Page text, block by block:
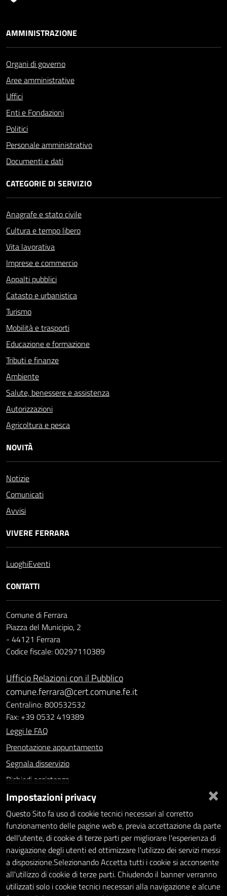
AMMINISTRAZIONE
Organi di governo
Aree amministrative
Uffici
Enti e Fondazioni
Politici
Personale amministrativo
Documenti e dati
CATEGORIE DI SERVIZIO
Anagrafe e stato civile
Cultura e tempo libero
Vita lavorativa
Imprese e commercio
Appalti pubblici
Catasto e urbanistica
Turismo
Mobilità e trasporti
Educazione e formazione
Tributi e finanze
Ambiente
Salute, benessere e assistenza
Autorizzazioni
Agricoltura e pesca
NOVITÀ
Notizie
Comunicati
Avvisi
VIVERE FERRARA
LuoghiEventi
CONTATTI
Comune di Ferrara
Piazza del Municipio, 2
- 44121 Ferrara
Codice fiscale: 00297110389
Ufficio Relazioni con il Pubblico
comune.ferrara@cert.comune.fe.it
Centralino: 800532532
Fax: +39 0532 419389
Leggi le FAQ
Prenotazione appuntamento
Segnala disservizio
Richiedi assistenza
Statistiche dei Siti web
Intranet - accesso riservato
Amministrazione trasparente
Informativa privacy
Social Media Policy
Note legali
×
Impostazioni privacy
Questo Sito fa uso di cookie tecnici necessari al corretto
funzionamento delle pagine web e, previa accettazione da parte
dell'utente, di cookie di terze parti per migliorare l'esperienza di
navigazione degli utenti ed ottimizzare l'utilizzo dei servizi messi
a disposizione.Selezionando Accetta tutti i cookie si acconsente
all'utilizzo di cookie di terze parti. Chiudendo il banner verranno
utilizzati solo i cookie tecnici necessari alla navigazione e alcune